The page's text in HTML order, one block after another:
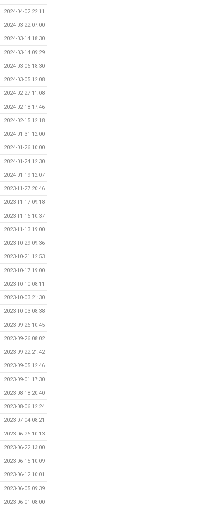
2024-04-02 22:11
2024-03-22 07:00
2024-03-14 18:30
2024-03-14 09:29
2024-03-06 18:30
2024-03-05 12:08
2024-02-27 11:08
2024-02-18 17:46
2024-02-15 12:18
2024-01-31 12:00
2024-01-26 10:00
2024-01-24 12:30
2024-01-19 12:07
2023-11-27 20:46
2023-11-17 09:18
2023-11-16 10:37
2023-11-13 19:00
2023-10-29 09:36
2023-10-21 12:53
2023-10-17 19:00
2023-10-10 08:11
2023-10-03 21:30
2023-10-03 08:38
2023-09-26 10:45
2023-09-26 08:02
2023-09-22 21:42
2023-09-05 12:46
2023-09-01 17:30
2023-08-18 20:40
2023-08-06 12:24
2023-07-04 08:21
2023-06-26 10:13
2023-06-22 13:00
2023-06-15 10:09
2023-06-12 10:01
2023-06-05 09:39
2023-06-01 08:00